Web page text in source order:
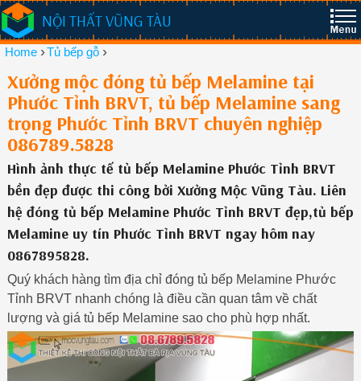
NỘI THẤT VŨNG TÀU
Home ›Tủ bếp gỗ ›
Xưởng mộc đóng tủ bếp Melamine tại
Phước Tỉnh BRVT, tủ bếp Melamine sang
trọng Phước Tỉnh BRVT chuyên nghiệp
086789.5828
Hình ảnh thực tế tủ bếp Melamine Phước Tỉnh BRVT
bền đẹp được thi công bởi Xưởng Mộc Vũng Tàu. Liên
hệ đóng tủ bếp Melamine Phước Tỉnh BRVT đẹp,tủ bếp
Melamine uy tín Phước Tỉnh BRVT ngay hôm nay
0867895828.
Quý khách hàng tìm địa chỉ đóng tủ bếp Melamine Phước
Tỉnh BRVT nhanh chóng là điều cần quan tâm về chất
lượng và giá tủ bếp Melamine sao cho phù hợp nhất.